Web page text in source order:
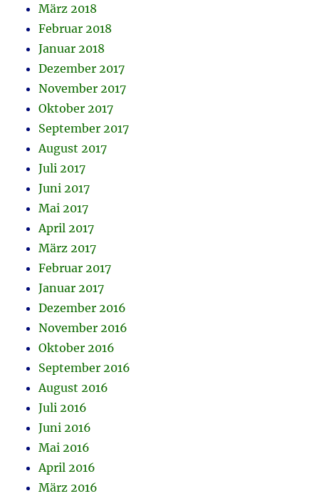
März 2018
Februar 2018
Januar 2018
Dezember 2017
November 2017
Oktober 2017
September 2017
August 2017
Juli 2017
Juni 2017
Mai 2017
April 2017
März 2017
Februar 2017
Januar 2017
Dezember 2016
November 2016
Oktober 2016
September 2016
August 2016
Juli 2016
Juni 2016
Mai 2016
April 2016
März 2016